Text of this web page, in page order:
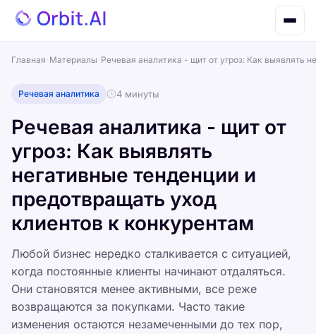
Главная Материалы Речевая аналитика - щит от угроз: Как выявлять
Речевая аналитика 4 минуты
Речевая аналитика - щит от
угроз: Как выявлять
негативные тенденции и
предотвращать уход
клиентов к конкурентам
Любой бизнес нередко сталкивается с ситуацией,
когда постоянные клиенты начинают отдаляться.
Они становятся менее активными, все реже
возвращаются за покупками. Часто такие
изменения остаются незамеченными до тех пор,